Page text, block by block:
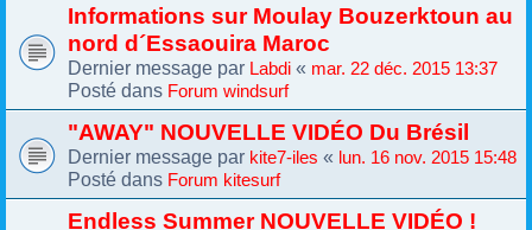
Informations sur Moulay Bouzerktoun au
nord d´Essaouira Maroc
Dernier message par Labdi « mar. 22 déc. 2015 13:37
Posté dans Forum windsurf
"AWAY" NOUVELLE VIDÉO Du Brésil
Dernier message par kite7-iles « lun. 16 nov. 2015 15:48
Posté dans Forum kitesurf
Endless Summer NOUVELLE VIDÉO !